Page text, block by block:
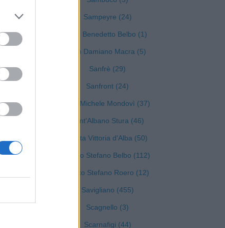
Sampeyre (24)
San Benedetto Belbo (1)
San Damiano Macra (5)
Sanfrè (29)
Sanfront (24)
San Michele Mondovì (37)
Sant'Albano Stura (46)
Santa Vittoria d'Alba (50)
Santo Stefano Belbo (112)
Santo Stefano Roero (12)
Savigliano (455)
Scagnello (3)
Scarnafigi (44)